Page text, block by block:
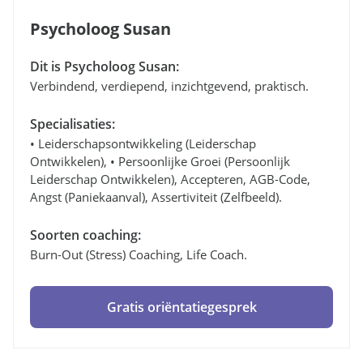
Psycholoog Susan
Dit is Psycholoog Susan:
Verbindend, verdiepend, inzichtgevend, praktisch.
Specialisaties:
• Leiderschapsontwikkeling (leiderschap
Ontwikkelen), • Persoonlijke Groei (persoonlijk
Leiderschap Ontwikkelen), Accepteren, AGB-Code,
Angst (paniekaanval), Assertiviteit (zelfbeeld).
Soorten coaching:
Burn-Out (stress) Coaching, Life Coach.
Gratis oriëntatiegesprek